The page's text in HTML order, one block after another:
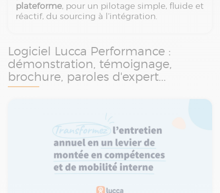
plateforme, pour un pilotage simple, fluide et
réactif, du sourcing à l’intégration.
Logiciel Lucca Performance :
démonstration, témoignage,
brochure, paroles d'expert...